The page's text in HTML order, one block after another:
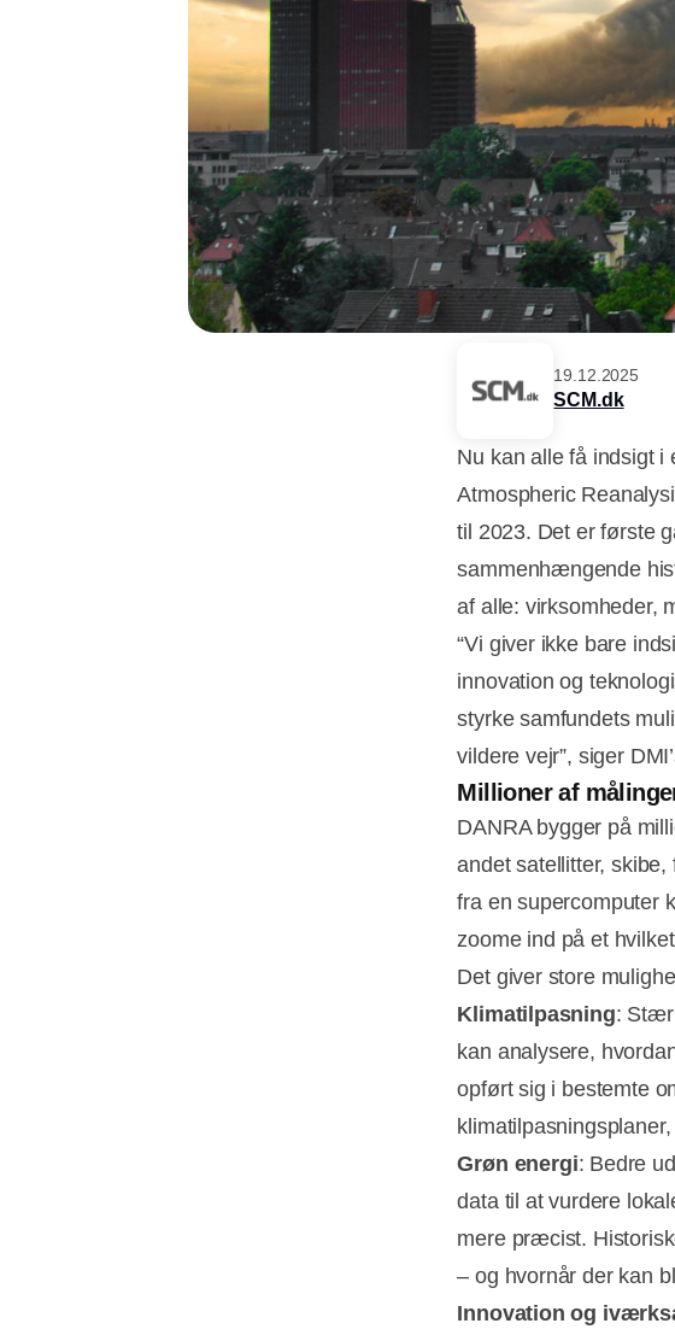
19.12.2025
SCM.dk
Nu kan alle få indsigt
Atmospheric
til 2023. Det er første
sammenhængende
af alle: virksomheder,
“Vi giver ikke bare
innovation og
styrke samfundets
vildere vejr”, siger
Millioner af
DANRA bygger på
andet satellitter,
fra en supercomputer
zoome ind på et
Det giver store
Klimatilpasning:
kan analysere,
opført sig i bestemte
Grøn energi: Bedre
data til at vurdere
mere præcist.
– og hvornår der kan
Innovation og